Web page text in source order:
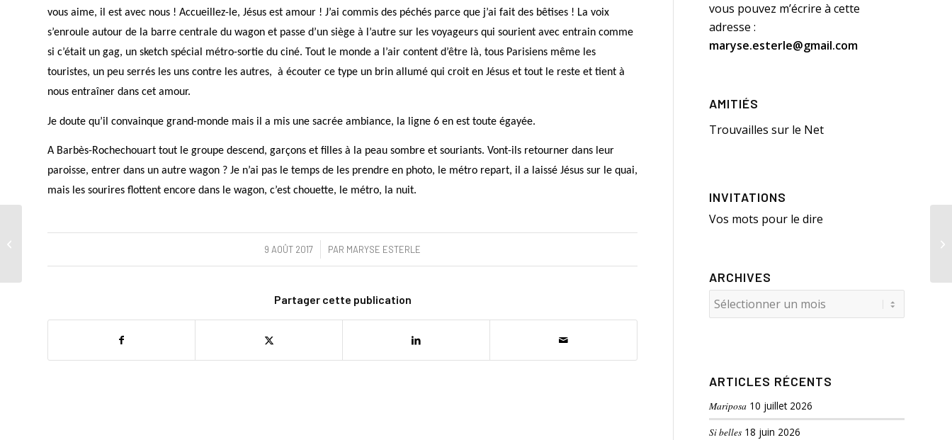
vous aime, il est avec nous ! Accueillez-le, Jésus est amour ! J’ai commis des péchés parce que j’ai fait des bêtises ! La voix
s’enroule autour de la barre centrale du wagon et passe d’un siège à l’autre sur les voyageurs qui sourient avec entrain comme
si c’était un gag, un sketch spécial métro-sortie du ciné. Tout le monde a l’air content d’être là, tous Parisiens même les
touristes, un peu serrés les uns contre les autres, à écouter ce type un brin allumé qui croit en Jésus et tout le reste et tient à
nous entraîner dans cet amour.
Je doute qu’il convainque grand-monde mais il a mis une sacrée ambiance, la ligne 6 en est toute égayée.
A Barbès-Rochechouart tout le groupe descend, garçons et filles à la peau sombre et souriants. Vont-ils retourner dans leur
paroisse, entrer dans un autre wagon ? Je n’ai pas le temps de les prendre en photo, le métro repart, il a laissé Jésus sur le quai,
mais les sourires flottent encore dans le wagon, c’est chouette, le métro, la nuit.
9 AOÛT 2017
/ PAR MARYSE ESTERLE
Partager cette publication
vous pouvez m’écrire à cette
adresse :
maryse.esterle@gmail.com
AMITIÉS
Trouvailles sur le Net
INVITATIONS
Vos mots pour le dire
ARCHIVES
ARTICLES RÉCENTS
Mariposa 10 juillet 2026
Si belles 18 juin 2026